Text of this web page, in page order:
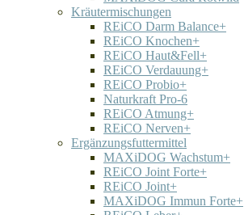
Kräutermischungen
REiCO Darm Balance+
REiCO Knochen+
REiCO Haut&Fell+
REiCO Verdauung+
REiCO Probio+
Naturkraft Pro-6
REiCO Atmung+
REiCO Nerven+
Ergänzungsfuttermittel
MAXiDOG Wachstum+
REiCO Joint Forte+
REiCO Joint+
MAXiDOG Immun Forte+